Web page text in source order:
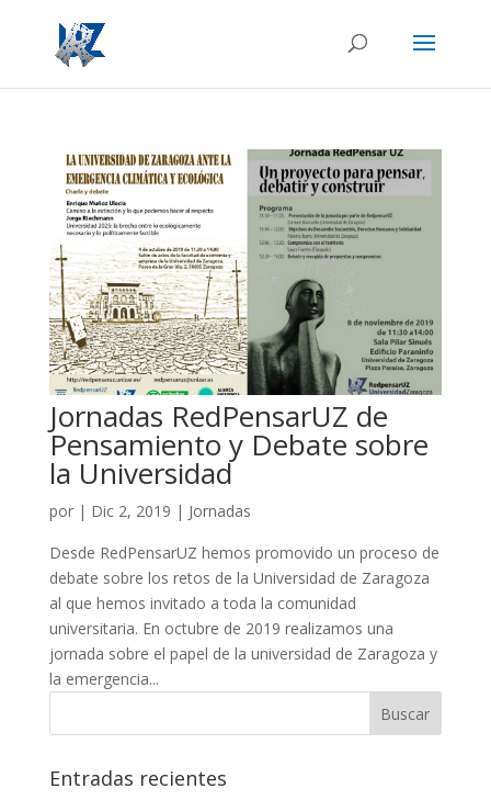
Jornadas RedPensarUZ de
Pensamiento y Debate sobre
la Universidad
por | Dic 2, 2019 | Jornadas
Desde RedPensarUZ hemos promovido un proceso de
debate sobre los retos de la Universidad de Zaragoza
al que hemos invitado a toda la comunidad
universitaria. En octubre de 2019 realizamos una
jornada sobre el papel de la universidad de Zaragoza y
la emergencia...
Entradas recientes